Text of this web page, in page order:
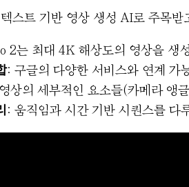
스트 기반 영상 생성 AI로 주목받
2는 최대 4K 해상도의 영상을 생
: 구글의 다양한 서비스와 연계 가
상의 세부적인 요소들(카메라 앵
: 움직임과 시간 기반 시퀀스를 다